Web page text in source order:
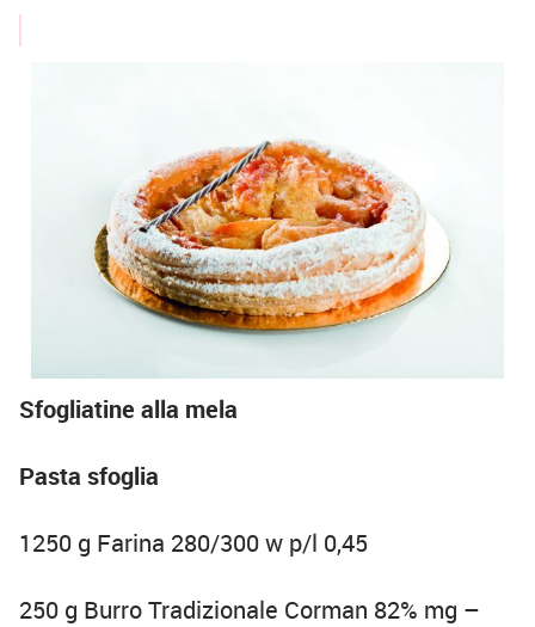
Sfogliatine alla mela
Pasta sfoglia
1250 g Farina 280/300 w p/l 0,45
250 g Burro Tradizionale Corman 82% mg –